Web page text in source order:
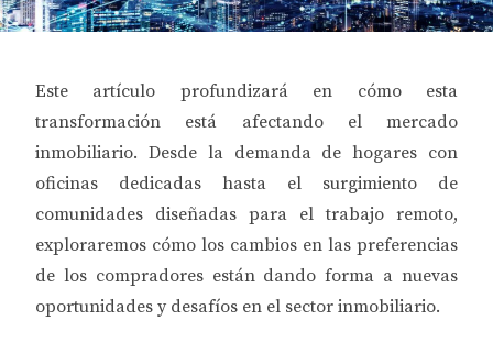
Este artículo profundizará en cómo esta
transformación está afectando el mercado
inmobiliario. Desde la demanda de hogares con
oficinas dedicadas hasta el surgimiento de
comunidades diseñadas para el trabajo remoto,
exploraremos cómo los cambios en las preferencias
de los compradores están dando forma a nuevas
oportunidades y desafíos en el sector inmobiliario.